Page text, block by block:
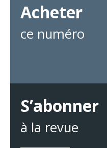
Acheter
ce numéro
S’abonner
à la revue